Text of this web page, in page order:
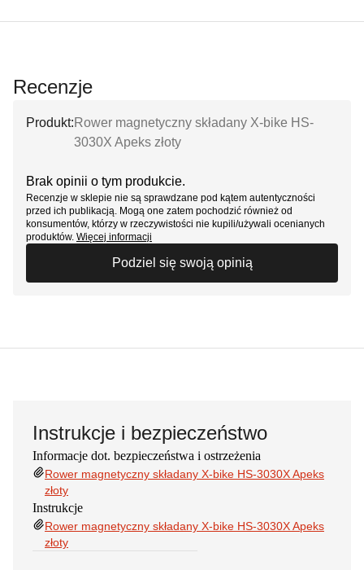
Recenzje
Produkt: Rower magnetyczny składany X-bike HS-
3030X Apeks złoty
Brak opinii o tym produkcie.
Recenzje w sklepie nie są sprawdzane pod kątem autentyczności
przed ich publikacją. Mogą one zatem pochodzić również od
konsumentów, którzy w rzeczywistości nie kupili/używali ocenianych
produktów. Więcej informacji
Podziel się swoją opinią
Instrukcje i bezpieczeństwo
Informacje dot. bezpieczeństwa i ostrzeżenia
Rower magnetyczny składany X-bike HS-3030X Apeks
złoty
Instrukcje
Rower magnetyczny składany X-bike HS-3030X Apeks
złoty